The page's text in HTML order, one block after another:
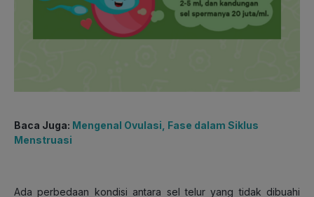
Baca Juga: Mengenal Ovulasi, Fase dalam Siklus
Menstruasi
Ada perbedaan kondisi antara sel telur yang tidak dibuahi